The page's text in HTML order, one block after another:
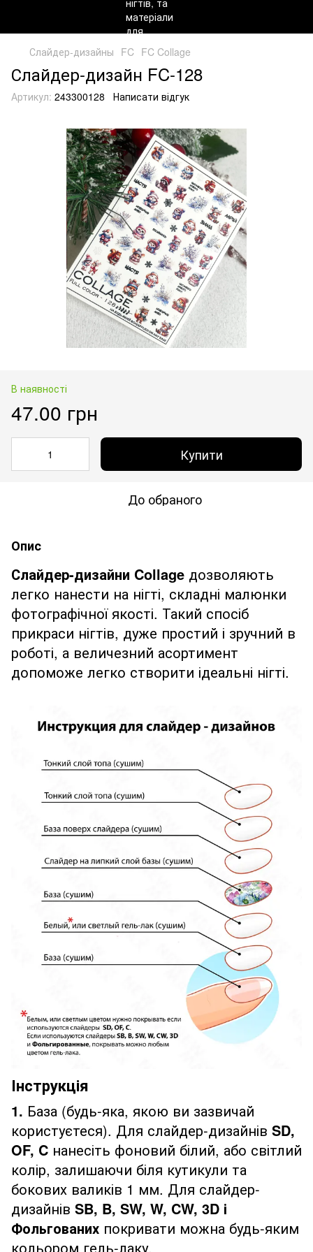
Слайдер-дизайны FC FC Collage
Слайдер-дизайн FC-128
Артикул: 243300128 Написати відгук
В наявності
47.00 грн
Купити
До обраного
Опис
Слайдер-дизайни Collage дозволяють
легко нанести на нігті, складні малюнки
фотографічної якості. Такий спосіб
прикраси нігтів, дуже простий і зручний в
роботі, а величезний асортимент
допоможе легко створити ідеальні нігті.
Інструкція
1. База (будь-яка, якою ви зазвичай
користуєтеся). Для слайдер-дизайнів SD,
OF, C нанесіть фоновий білий, або світлий
колір, залишаючи біля кутикули та
бокових валиків 1 мм. Для слайдер-
дизайнів SB, B, SW, W, CW, 3D і
Фольгованих покривати можна будь-яким
кольором гель-лаку.